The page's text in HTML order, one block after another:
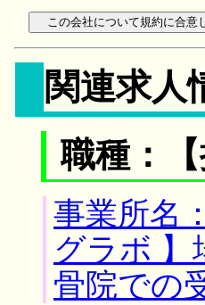
関連求人
職種：
事業所名
グラボ 】
骨院での